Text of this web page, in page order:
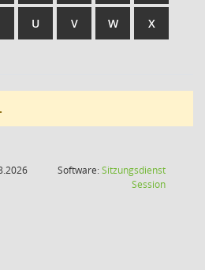
U V W X
Software:Sitzungsdienst
Session(Wird in